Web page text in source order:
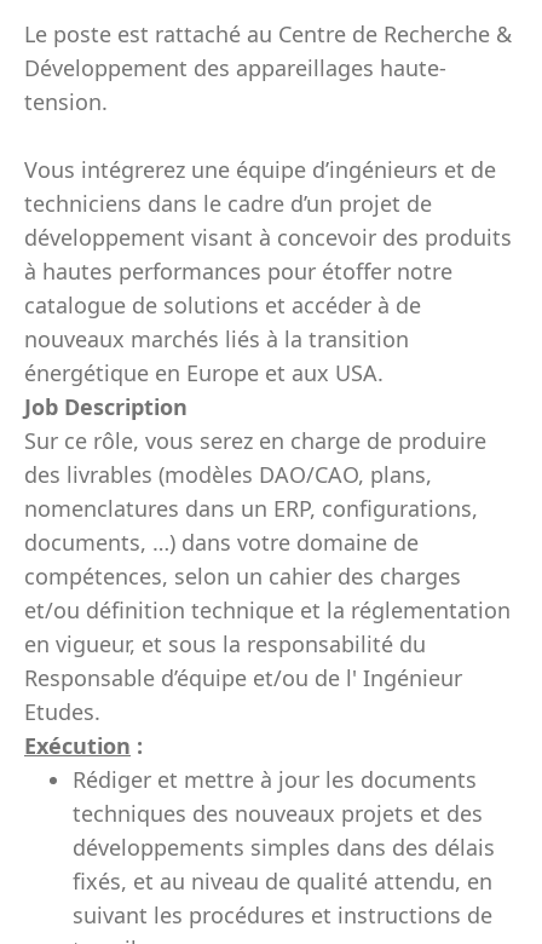
Le poste est rattaché au Centre de Recherche &
Développement des appareillages haute-
tension.
Vous intégrerez une équipe d’ingénieurs et de
techniciens dans le cadre d’un projet de
développement visant à concevoir des produits
à hautes performances pour étoffer notre
catalogue de solutions et accéder à de
nouveaux marchés liés à la transition
énergétique en Europe et aux USA.
Job Description
Sur ce rôle, vous serez en charge de produire
des livrables (modèles DAO/CAO, plans,
nomenclatures dans un ERP, configurations,
documents, …) dans votre domaine de
compétences, selon un cahier des charges
et/ou définition technique et la réglementation
en vigueur, et sous la responsabilité du
Responsable d’équipe et/ou de l' Ingénieur
Etudes.
Exécution :
Rédiger et mettre à jour les documents
techniques des nouveaux projets et des
développements simples dans des délais
fixés, et au niveau de qualité attendu, en
suivant les procédures et instructions de